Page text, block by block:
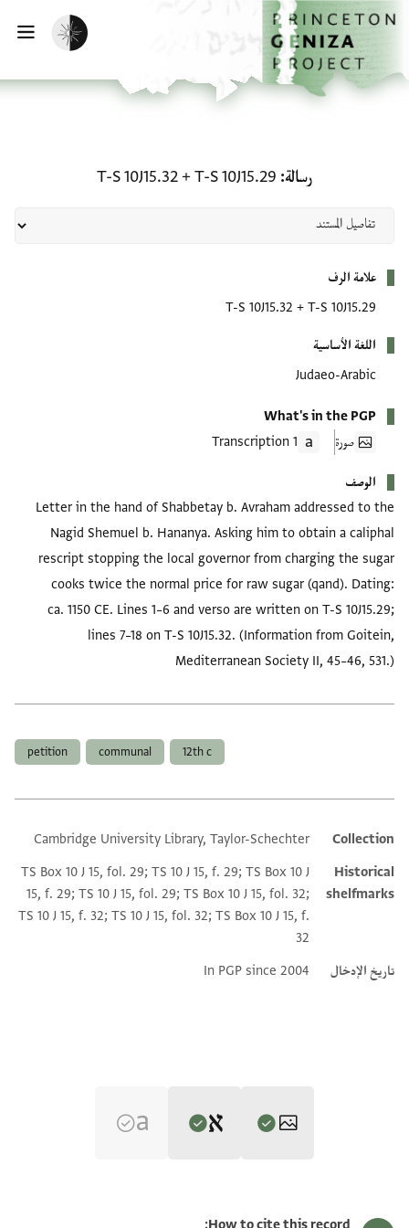
إلى المحتوى الرئيسي
الرئيسية
تفعيل الوضع المظلم
رسالة T-S 10J15.29
+
T-S 10J15.32
علامة الرف
T-S 10J15.29
+
T-S 10J15.32
اللغة الأساسية
Judaeo-Arabic
What's in the PGP
صورة
1 Transcription
الوصف
Letter in the hand of Shabbetay b. Avraham addressed to the
Nagid Shemuel b. Hananya. Asking him to obtain a caliphal
rescript stopping the local governor from charging the sugar
cooks twice the normal price for raw sugar (qand). Dating:
ca. 1150 CE. Lines 1–6 and verso are written on T-S 10J15.29;
lines 7–18 on T-S 10J15.32. (Information from Goitein,
Mediterranean Society II, 45–46, 531.)
12th c
communal
petition
Additional metadata
Collection
Cambridge University Library, Taylor-Schechter
Historical
shelfmarks
TS Box 10 J 15, fol. 29; TS 10 J 15, f. 29; TS Box 10 J
15, f. 29; TS 10 J 15, fol. 29; TS Box 10 J 15, fol. 32;
TS 10 J 15, f. 32; TS 10 J 15, fol. 32; TS Box 10 J 15, f.
32
تاريخ الإدخال
In PGP since 2004
S. D. Goitein's unpublished edition (1950–85).